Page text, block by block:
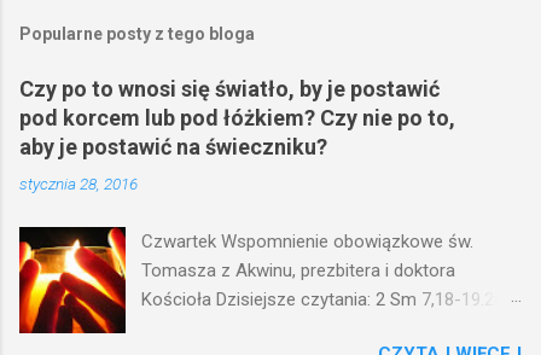
Popularne posty z tego bloga
Czy po to wnosi się światło, by je postawić
pod korcem lub pod łóżkiem? Czy nie po to,
aby je postawić na świeczniku?
stycznia 28, 2016
Czwartek Wspomnienie obowiązkowe św.
Tomasza z Akwinu, prezbitera i doktora
Kościoła Dzisiejsze czytania: 2 Sm 7,18-19.24-